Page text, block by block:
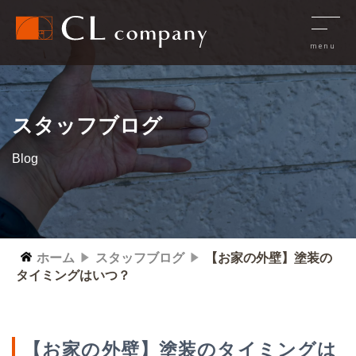
スタッフブログ
Blog
ホーム スタッフブログ
【お家の外壁】塗装の
タイミングはいつ？
【お家の外壁】塗装のタイミングは